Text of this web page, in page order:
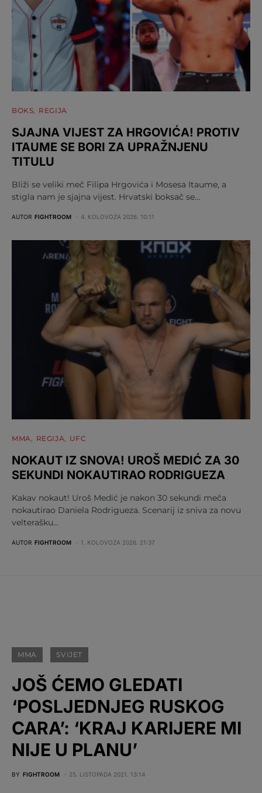
BOKS REGIJA
SJAJNA VIJEST ZA HRGOVIĆA! PROTIV
ITAUME SE BORI ZA UPRAŽNJENU
TITULU
Bliži se veliki meč Filipa Hrgovića i Mosesa Itaume, a
stigla nam je sjajna vijest. Hrvatski boksač se…
AUTOR FIGHTROOM 4. KOLOVOZA 2026. 10:11
MMA REGIJA UFC
NOKAUT IZ SNOVA! UROŠ MEDIĆ ZA 30
SEKUNDI NOKAUTIRAO RODRIGUEZA
Kakav nokaut! Uroš Medić je nakon 30 sekundi meča
nokautirao Daniela Rodrigueza. Scenarij iz sniva za novu
velterašku…
AUTOR FIGHTROOM 1. KOLOVOZA 2026. 21:37
MMA SVIJET
JOŠ ĆEMO GLEDATI
‘POSLJEDNJEG RUSKOG
CARA’: ‘KRAJ KARIJERE MI
NIJE U PLANU’
BY FIGHTROOM 25. LISTOPADA 2021. 13:14